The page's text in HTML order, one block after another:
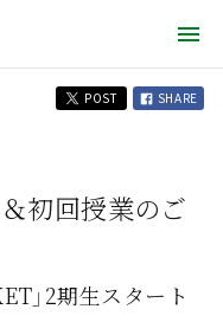
POST SHARE
初回授業のご
」2期生スタート